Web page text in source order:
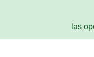
las